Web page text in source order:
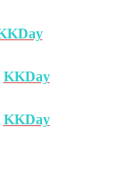
KKDay
KKDay